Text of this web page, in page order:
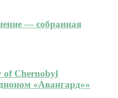
— собранная
of Chernobyl
«Авангард»»